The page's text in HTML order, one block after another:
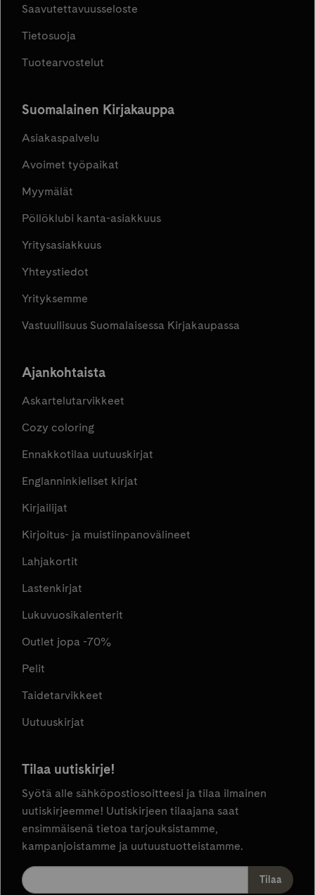
Saavutettavuusseloste
Tietosuoja
Tuotearvostelut
Suomalainen Kirjakauppa
Asiakaspalvelu
Avoimet työpaikat
Myymälät
Pöllöklubi kanta-asiakkuus
Yritysasiakkuus
Yhteystiedot
Yrityksemme
Vastuullisuus Suomalaisessa Kirjakaupassa
Ajankohtaista
Askartelutarvikkeet
Cozy coloring
Ennakkotilaa uutuuskirjat
Englanninkieliset kirjat
Kirjailijat
Kirjoitus- ja muistiinpanovälineet
Lahjakortit
Lastenkirjat
Lukuvuosikalenterit
Outlet jopa -70%
Pelit
Taidetarvikkeet
Uutuuskirjat
Tilaa uutiskirje!
Syötä alle sähköpostiosoitteesi ja tilaa ilmainen
uutiskirjeemme! Uutiskirjeen tilaajana saat
ensimmäisenä tietoa tarjouksistamme,
kampanjoistamme ja uutuustuotteistamme.